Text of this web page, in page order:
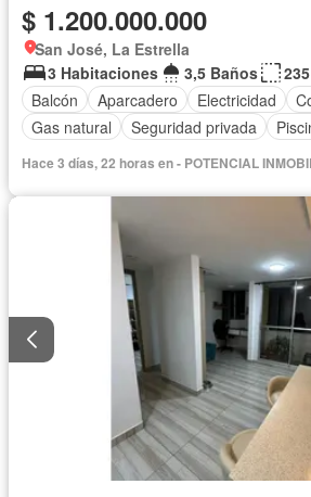
$ 1.200.000.000
San José, La Estrella
3 Habitaciones
3,5 Baños
Balcón
Aparcadero Electricidad
Gas natural
Seguridad privada
Hace 3 días, 22 horas en - POTENCIAL